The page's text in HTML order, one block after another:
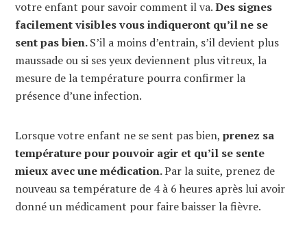
votre enfant pour savoir comment il va.Des signes
facilement visibles vous indiqueront qu’il ne se
sent pas bien.S’il a moins d’entrain, s’il devient plus
maussade ou si ses yeux deviennent plus vitreux, la
mesure de la température pourra confirmer la
présence d’une infection.
Lorsque votre enfant ne se sent pas bien, prenez sa
température pour pouvoir agir et qu’il se sente
mieux avec une médication.Par la suite, prenez de
nouveau sa température de 4 à 6 heures après lui avoir
donné un médicament pour faire baisser la fièvre.